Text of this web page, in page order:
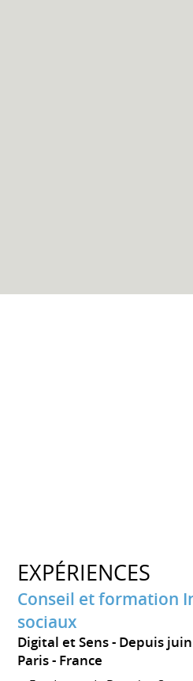
EXPÉRIENCES
Conseil et formation
sociaux
Digital et Sens Depuis
Paris
France